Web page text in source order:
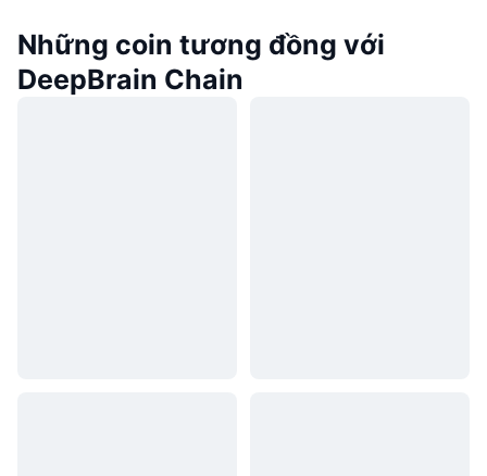
Những coin tương đồng với
DeepBrain Chain